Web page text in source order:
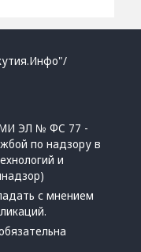
ЭЛ № ФС 77 -
по надзору в
и
с мнением